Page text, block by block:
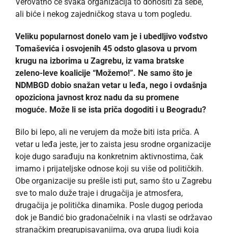
ali biće i nekog zajedničkog stava u tom pogledu.
Veliku popularnost donelo vam je i ubedljivo vođstvo
Tomaševića i osvojenih 45 odsto glasova u prvom
krugu na izborima u Zagrebu, iz vama bratske
zeleno-leve koalicije “Možemo!”. Ne samo što je
NDMBGD dobio snažan vetar u leđa, nego i ovdašnja
opoziciona javnost kroz nadu da su promene
moguće. Može li se ista priča dogoditi i u Beogradu?
Bilo bi lepo, ali ne verujem da može biti ista priča. A
vetar u leđa jeste, jer to zaista jesu srodne organizacije
koje dugo sarađuju na konkretnim aktivnostima, čak
imamo i prijateljske odnose koji su više od političkih.
Obe organizacije su prešle isti put, samo što u Zagrebu
sve to malo duže traje i drugačija je atmosfera,
drugačija je politička dinamika. Posle dugog perioda
dok je Bandić bio gradonačelnik i na vlasti se održavao
stranačkim pregrupisavanjima, ova grupa ljudi koja